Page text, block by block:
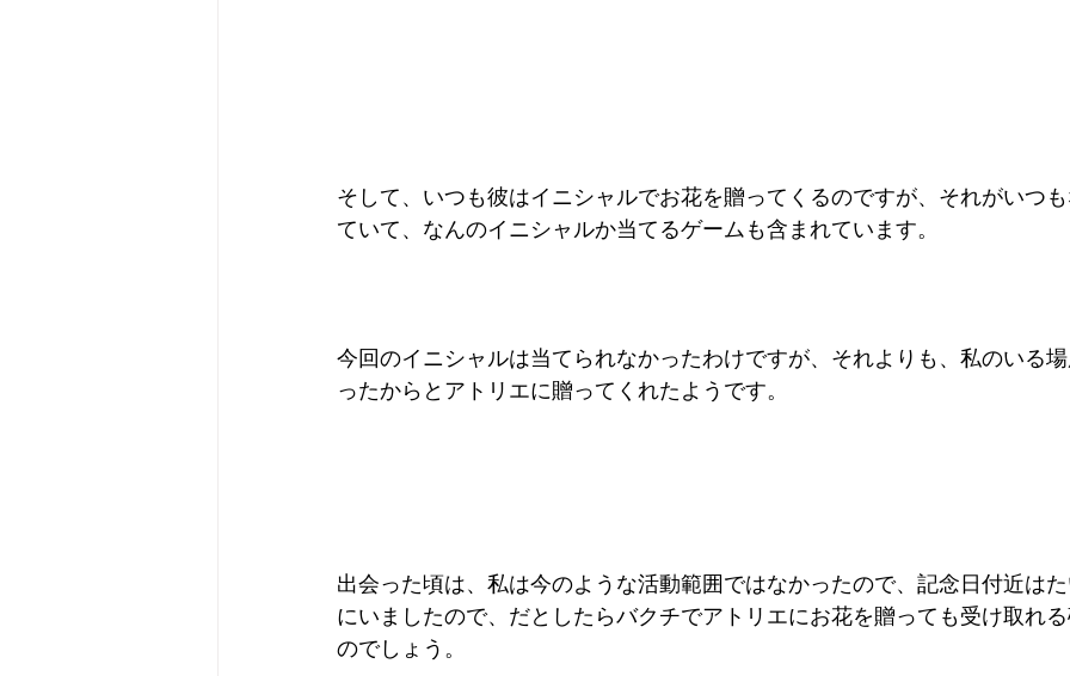
そして、いつも彼はイニシャルでお花を贈ってくるのですが、それがいつ
ていて、なんのイニシャルか当てるゲームも含まれています。
今回のイニシャルは当てられなかったわけですが、それよりも、私のいる
ったからとアトリエに贈ってくれたようです。
出会った頃は、私は今のような活動範囲ではなかったので、記念日付近は
にいましたので、だとしたらバクチでアトリエにお花を贈っても受け取れ
のでしょう。